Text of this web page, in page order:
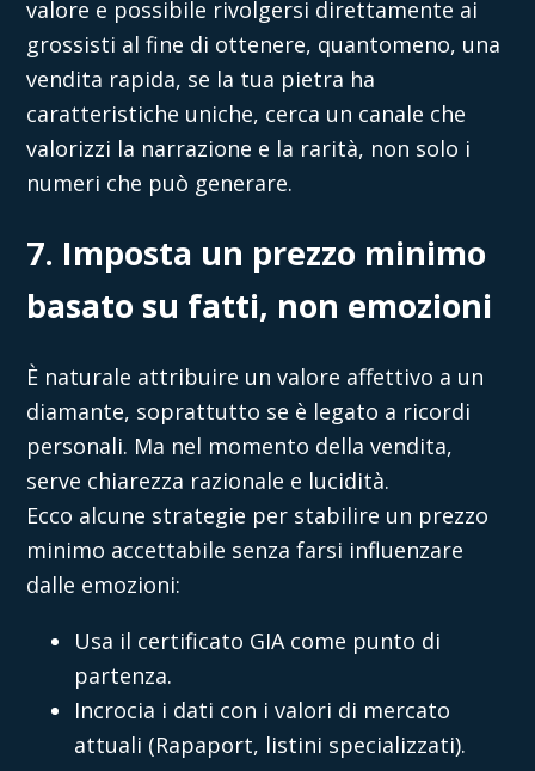
valore e possibile rivolgersi direttamente ai
grossisti al fine di ottenere, quantomeno, una
vendita rapida, se la tua pietra ha
caratteristiche uniche, cerca un canale che
valorizzi la narrazione e la rarità, non solo i
numeri che può generare.
7. Imposta un prezzo minimo
basato su fatti, non emozioni
È naturale attribuire un valore affettivo a un
diamante, soprattutto se è legato a ricordi
personali. Ma nel momento della vendita,
serve chiarezza razionale e lucidità.
Ecco alcune strategie per stabilire un prezzo
minimo accettabile senza farsi influenzare
dalle emozioni:
Usa il certificato GIA come punto di
partenza.
Incrocia i dati con i valori di mercato
attuali (Rapaport, listini specializzati).